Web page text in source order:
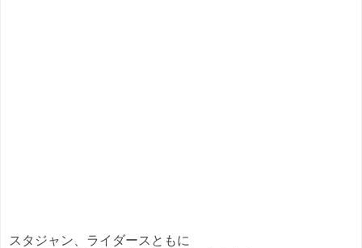
スタジャン、ライダースともに